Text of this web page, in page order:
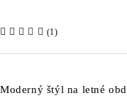
(1)
Moderný štýl na letné